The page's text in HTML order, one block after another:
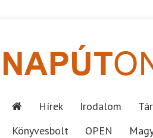
Hírek Irodalom
Könyvesbolt
OPEN